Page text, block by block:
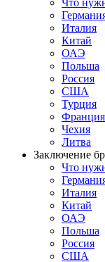
Что
Италия
Китай
ОАЭ
Польша
Россия
США
Турция
Франция
Чехия
Литва
Заключение
Что
Италия
Китай
ОАЭ
Польша
Россия
США